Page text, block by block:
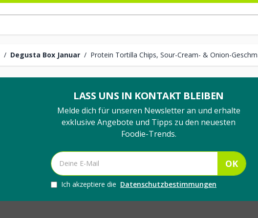
/ Degusta Box Januar / Protein Tortilla Chips, Sour-Cream- & Onion-
LASS UNS IN KONTAKT BLEIBEN
Melde dich für unseren Newsletter an und erhalte
exklusive Angebote und Tipps zu den neuesten
Foodie-Trends.
OK
Ich akzeptiere die Datenschutzbestimmungen